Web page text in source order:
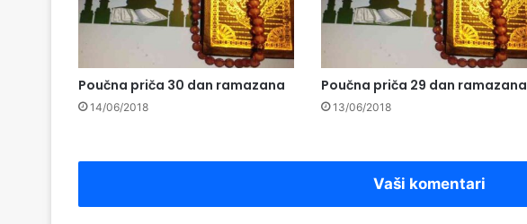
Poučna priča 30 dan ramazana
14/06/2018
Poučna priča 29 dan ramazana
13/06/2018
Vaši komentari